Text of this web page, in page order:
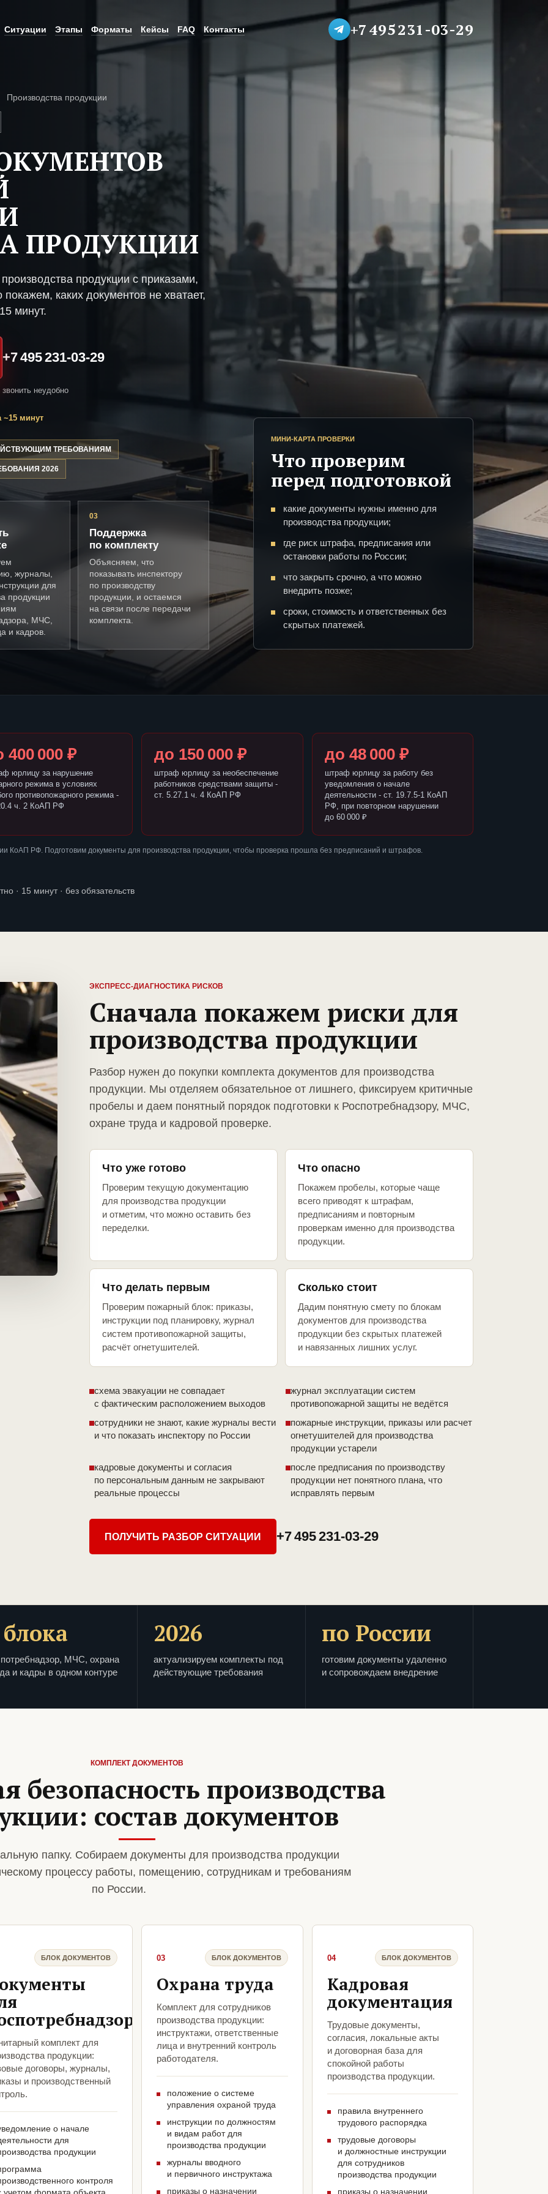
Ситуации Этапы Форматы Кейсы FAQ Контакты +7 495 231-03-29
Производства продукции
ПРОДУКЦИИ
продукции с приказами,
каких документов не хватает,
минут.
+7 495 231-03-29
неудобно
~15 минут
ТРЕБОВАНИЯМ
2026
журналы,
для
продукции
МЧС,
и кадров.
03
Поддержка
по комплекту
Объясняем, что
показывать инспектору
по производству
продукции, и остаемся
на связи после передачи
комплекта.
МИНИ-КАРТА ПРОВЕРКИ
Что проверим
перед подготовкой
какие документы нужны именно для
производства продукции;
где риск штрафа, предписания или
остановки работы по России;
что закрыть срочно, а что можно
внедрить позже;
сроки, стоимость и ответственных без
скрытых платежей.
400 000 ₽
юрлицу за нарушение
режима в условиях
противопожарного режима -
ч. 2 КоАП РФ
до 150 000 ₽
штраф юрлицу за необеспечение
работников средствами защиты -
ст. 5.27.1 ч. 4 КоАП РФ
до 48 000 ₽
штраф юрлицу за работу без
уведомления о начале
деятельности - ст. 19.7.5-1 КоАП
РФ, при повторном нарушении
до 60 000 ₽
КоАП РФ. Подготовим документы для производства продукции, чтобы проверка прошла без предписаний и штрафов.
· 15 минут · без обязательств
ЭКСПРЕСС-ДИАГНОСТИКА РИСКОВ
Сначала покажем риски для
производства продукции
Разбор нужен до покупки комплекта документов для производства
продукции. Мы отделяем обязательное от лишнего, фиксируем критичные
пробелы и даем понятный порядок подготовки к Роспотребнадзору, МЧС,
охране труда и кадровой проверке.
Что уже готово
Проверим текущую документацию
для производства продукции
и отметим, что можно оставить без
переделки.
Что опасно
Покажем пробелы, которые чаще
всего приводят к штрафам,
предписаниям и повторным
проверкам именно для производства
продукции.
Что делать первым
Проверим пожарный блок: приказы,
инструкции под планировку, журнал
систем противопожарной защиты,
расчёт огнетушителей.
Сколько стоит
Дадим понятную смету по блокам
документов для производства
продукции без скрытых платежей
и навязанных лишних услуг.
схема эвакуации не совпадает
с фактическим расположением выходов
журнал эксплуатации систем
противопожарной защиты не ведётся
сотрудники не знают, какие журналы вести
и что показать инспектору по России
пожарные инструкции, приказы или расчет
огнетушителей для производства
продукции устарели
кадровые документы и согласия
по персональным данным не закрывают
реальные процессы
после предписания по производству
продукции нет понятного плана, что
исправлять первым
ПОЛУЧИТЬ РАЗБОР СИТУАЦИИ +7 495 231-03-29
МЧС, охрана
и кадры в одном контуре
2026
актуализируем комплекты под
действующие требования
по России
готовим документы удаленно
и сопровождаем внедрение
КОМПЛЕКТ ДОКУМЕНТОВ
безопасность производства
состав документов
папку. Собираем документы для производства продукции
процессу работы, помещению, сотрудникам и требованиям
по России.
БЛОК ДОКУМЕНТОВ
комплект для
продукции:
договоры, журналы,
и производственный
о начале
для
продукции
контроля
03 БЛОК ДОКУМЕНТОВ
Охрана труда
Комплект для сотрудников
производства продукции:
инструктажи, ответственные
лица и внутренний контроль
работодателя.
положение о системе
управления охраной труда
инструкции по должностям
и видам работ для
производства продукции
журналы вводного
и первичного инструктажа
приказы о назначении
04 БЛОК ДОКУМЕНТОВ
Кадровая
документация
Трудовые документы,
согласия, локальные акты
и договорная база для
спокойной работы
производства продукции.
правила внутреннего
трудового распорядка
трудовые договоры
и должностные инструкции
для сотрудников
производства продукции
приказы о назначении